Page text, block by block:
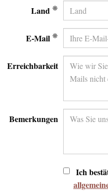
Land (Erforderlich)
E-Mail (Erforderlich)
Erreichbarkeit
Bemerkungen
Ich